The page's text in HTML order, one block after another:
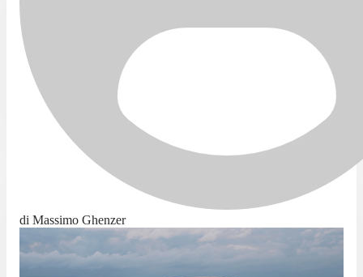
di Massimo Ghenzer